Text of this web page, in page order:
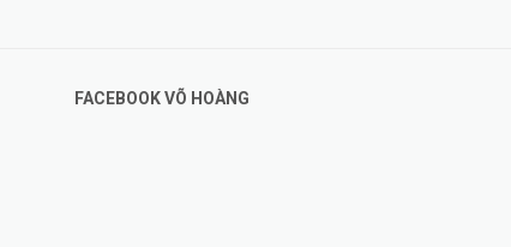
FACEBOOK VÕ HOÀNG